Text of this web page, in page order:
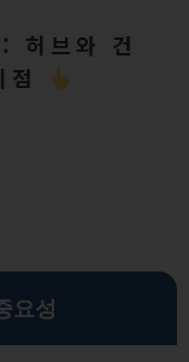
허브와 건
점
요성